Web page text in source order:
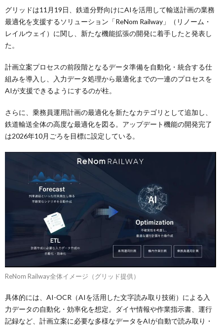
グリッドは11月19日、鉄道分野向けにAIを活用して輸送計画の業務
最適化を支援するソリューション「ReNom Railway」（リノーム・
レイルウェイ）に関し、新たな機能拡張の開発に着手したと発表し
た。
計画立案プロセスの前段階となるデータ準備を自動化・統合する仕
組みを導入し、入力データ処理から最適化までの一連のプロセスを
AIが支援できるようにするのが柱。
さらに、乗務員運用計画の最適化を新たなカテゴリとして追加し、
鉄道輸送全体の高度な最適化を図る。アップデート機能の開発完了
は2026年10月ごろを目標に設定している。
ReNom Railway全体イメージ（グリッド提供）
具体的には、AI-OCR（AIを活用した文字読み取り技術）による入
力データの自動化・効率化を想定。ダイヤ情報や作業指示書、運行
記録など、計画立案に必要な多様なデータをAIが自動で読み取り・